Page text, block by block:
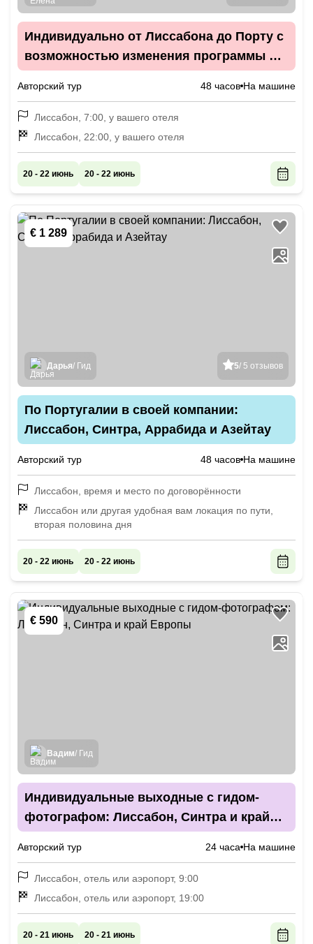
Индивидуально от Лиссабона до Порту с
возможностью изменения программы по
Авторский тур 48 часов На машине
Лиссабон, 7:00, у вашего отеля
Лиссабон, 22:00, у вашего отеля
20 - 22 июнь 20 - 22 июнь
€ 1 289
5/ 5 отзывов
Дарья/ Гид
По Португалии в своей компании:
Лиссабон, Синтра, Аррабида и Азейтау
Авторский тур 48 часов На машине
Лиссабон, время и место по договорённости
Лиссабон или другая удобная вам локация по пути,
вторая половина дня
20 - 22 июнь 20 - 22 июнь
€ 590
Вадим/ Гид
Индивидуальные выходные с гидом-
фотографом: Лиссабон, Синтра и край
Авторский тур 24 часа На машине
Лиссабон, отель или аэропорт, 9:00
Лиссабон, отель или аэропорт, 19:00
20 - 21 июнь 20 - 21 июнь